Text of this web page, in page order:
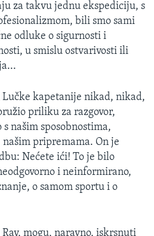
za takvu jednu ekspediciju, s
bili smo sami
odluke o sigurnosti i
u smislu ostvarivosti ili
Lučke kapetanije nikad, nikad,
priliku za razgovor,
našim sposobnostima,
pripremama. On je
Nećete ići! To je bilo
i neinformirano,
o samom sportu i o
mogu, naravno, iskrsnuti